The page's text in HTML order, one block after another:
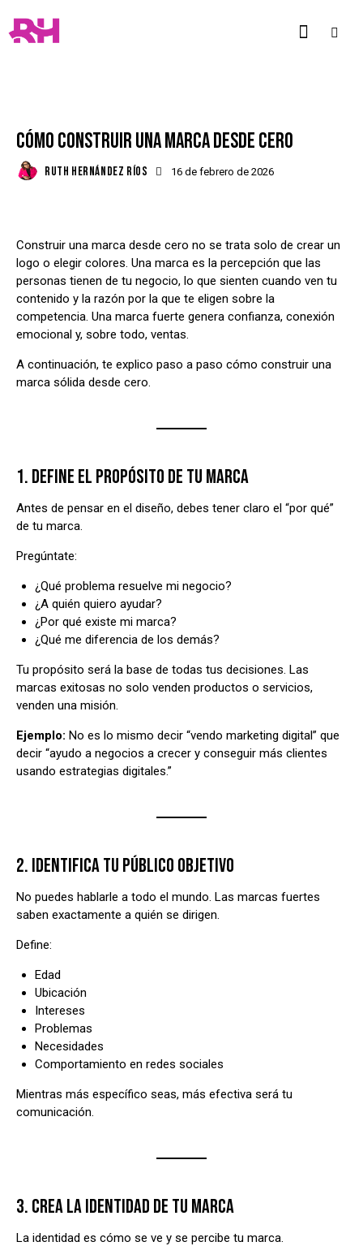
CÓMO CONSTRUIR UNA MARCA DESDE CERO
RUTH HERNÁNDEZ RÍOS 16 de febrero de 2026
Construir una marca desde cero no se trata solo de crear un
logo o elegir colores. Una marca es la percepción que las
personas tienen de tu negocio, lo que sienten cuando ven tu
contenido y la razón por la que te eligen sobre la
competencia. Una marca fuerte genera confianza, conexión
emocional y, sobre todo, ventas.
A continuación, te explico paso a paso cómo construir una
marca sólida desde cero.
1. DEFINE EL PROPÓSITO DE TU MARCA
Antes de pensar en el diseño, debes tener claro el “por qué”
de tu marca.
Pregúntate:
¿Qué problema resuelve mi negocio?
¿A quién quiero ayudar?
¿Por qué existe mi marca?
¿Qué me diferencia de los demás?
Tu propósito será la base de todas tus decisiones. Las
marcas exitosas no solo venden productos o servicios,
venden una misión.
Ejemplo: No es lo mismo decir “vendo marketing digital” que
decir “ayudo a negocios a crecer y conseguir más clientes
usando estrategias digitales.”
2. IDENTIFICA TU PÚBLICO OBJETIVO
No puedes hablarle a todo el mundo. Las marcas fuertes
saben exactamente a quién se dirigen.
Define:
Edad
Ubicación
Intereses
Problemas
Necesidades
Comportamiento en redes sociales
Mientras más específico seas, más efectiva será tu
comunicación.
3. CREA LA IDENTIDAD DE TU MARCA
La identidad es cómo se ve y se percibe tu marca.